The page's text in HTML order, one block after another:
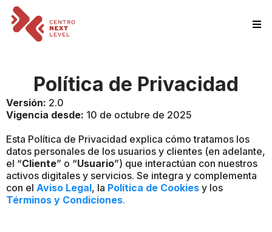
Política de Privacidad
Versión: 2.0
Vigencia desde: 10 de octubre de 2025
Esta Política de Privacidad explica cómo tratamos los
datos personales de los usuarios y clientes (en adelante,
el “Cliente” o “Usuario”) que interactúan con nuestros
activos digitales y servicios. Se integra y complementa
con el Aviso Legal, la Política de Cookies y los
Términos y Condiciones.